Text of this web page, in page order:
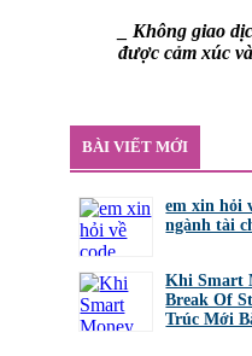
_ Không giao
được cảm xúc
BÀI VIẾT MỚI
em xin hỏi
ngành tài
bởiGiaBao09052000 ,8/7/26 lúc
Khi Smart
Break Of
Trúc Mới